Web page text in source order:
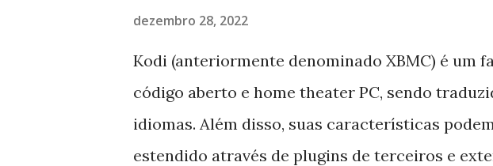
para quase nada; o AVL-MXE Assistant foi
componentes sem marca para serem
MXDE-EFL; Liquorix kernel 6.0; desktop Xfce
composição Compton; utilitário gráfico RTCQS
adicionado plug-in Auburn Sounds Lens
dezembro 28, 2022
Kodi (anteriormente denominado XBMC) é um
código aberto e home theater PC, sendo
idiomas. Além disso, suas características
estendido através de plugins de terceiros e